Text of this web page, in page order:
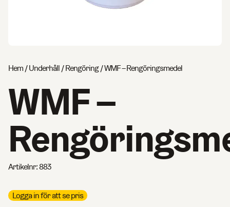
Hem/Underhåll/Rengöring/ WMF – Rengöringsmedel
WMF –
Artikelnr:883
Logga in för att se pris